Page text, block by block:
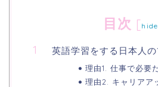
目次 [hide
英語学習をする日本人の
理由1. 仕事で必要
理由2. キャリアア